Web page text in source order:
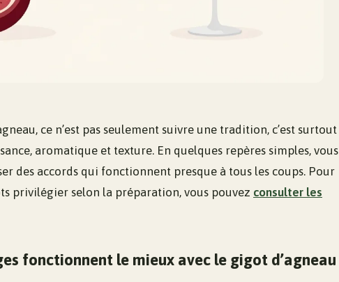
ce n’est pas seulement suivre une tradition, c’est surtout
aromatique et texture. En quelques repères simples, vous
des accords qui fonctionnent presque à tous les coups. Pour
privilégier selon la préparation, vous pouvez consulter les
fonctionnent le mieux avec le gigot d’agneau